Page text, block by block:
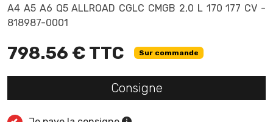
A4 A5 A6 Q5 ALLROAD CGLC CMGB 2,0 L 170 177 CV -
818987-0001
798.56 € TTC Sur commande
Consigne